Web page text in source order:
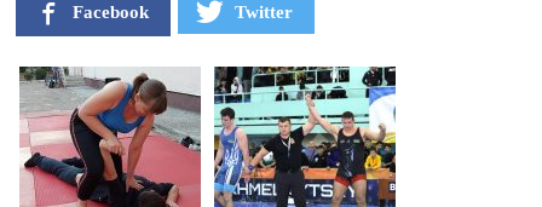
Facebook Twitter